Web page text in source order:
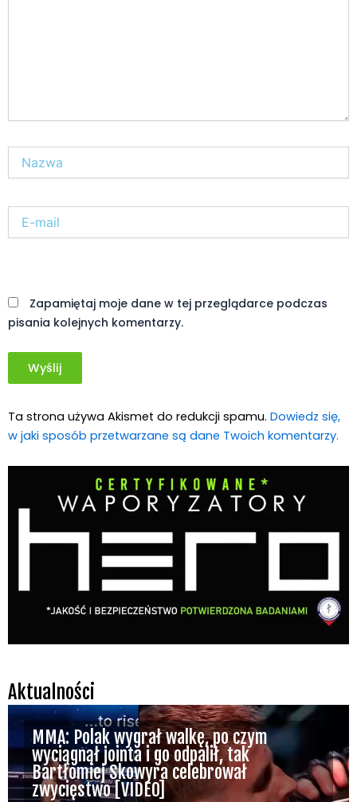
mail*
Zapamiętaj moje dane w tej przeglądarce podczas
pisania kolejnych komentarzy.
Ta strona używa Akismet do redukcji spamu. Dowiedz się,
w jaki sposób przetwarzane są dane Twoich komentarzy.
Aktualności
MMA: Polak wygrał walkę, po czym
wyciągnął jointa i go odpalił, tak
Bartłomiej Skowyra celebrował
zwycięstwo [VIDEO]